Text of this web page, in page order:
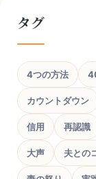
タグ
4つの方法
カウントダウン
信用 再認識
大声 夫との